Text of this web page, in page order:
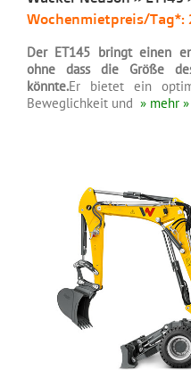
Wochenmietpreis/Tag*:
Der ET145 bringt einen
ohne dass die Größe
könnte.Er bietet ein
Beweglichkeit und » mehr »